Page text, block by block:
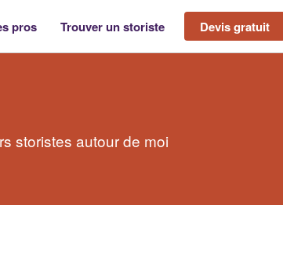
pros Trouver un storiste Devis gratuit
storistes autour de moi